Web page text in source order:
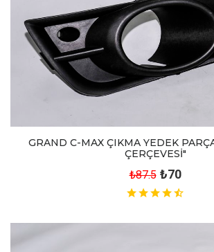
GRAND C-MAX ÇIKMA YEDEK
ÇERÇEVESİ"
₺87.5 ₺70